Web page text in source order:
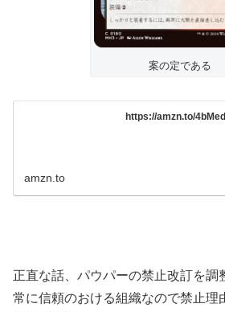
案の定である
https://amzn.to/
amzn.to
正直な話、パウパーの禁止改訂を調
常に信頼のおける組織なので禁止理